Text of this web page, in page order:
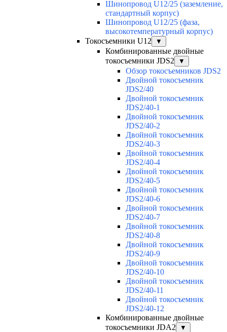
Шинопровод U12/25 (заземление,
стандартный корпус)
Шинопровод U12/25 (фаза,
высокотемпературный корпус)
Токосъемники U12
▼
Комбинированные двойные
токосъемники JDS2
▼
Обзор токосъемников JDS2
Двойной токосъемник
JDS2/40
Двойной токосъемник
JDS2/40-1
Двойной токосъемник
JDS2/40-2
Двойной токосъемник
JDS2/40-3
Двойной токосъемник
JDS2/40-4
Двойной токосъемник
JDS2/40-5
Двойной токосъемник
JDS2/40-6
Двойной токосъемник
JDS2/40-7
Двойной токосъемник
JDS2/40-8
Двойной токосъемник
JDS2/40-9
Двойной токосъемник
JDS2/40-10
Двойной токосъемник
JDS2/40-11
Двойной токосъемник
JDS2/40-12
Комбинированные двойные
токосъемники JDA2
▼